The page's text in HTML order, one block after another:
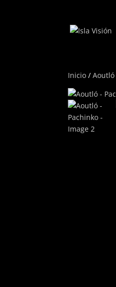
Inicio /Aoutló